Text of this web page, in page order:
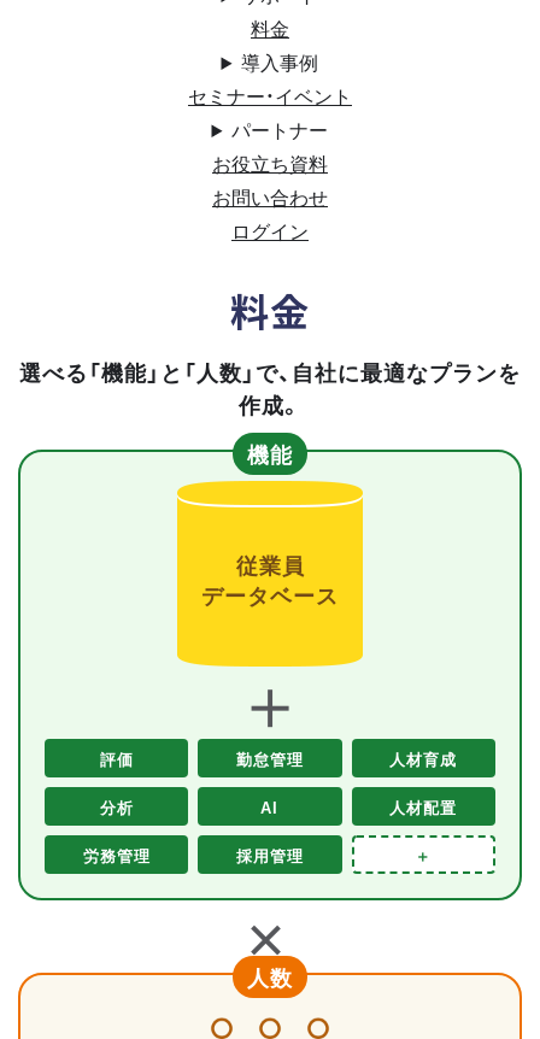
料金
導入事例
セミナー・イベント
パートナー
お役立ち資料
お問い合わせ
ログイン
料金
選べる「機能」と「人数」で、自社に最適なプランを
作成。
機能
従業員
データベース
＋
評価 勤怠管理 人材育成
分析 AI 人材配置
労務管理 採用管理 ＋
＋
人数